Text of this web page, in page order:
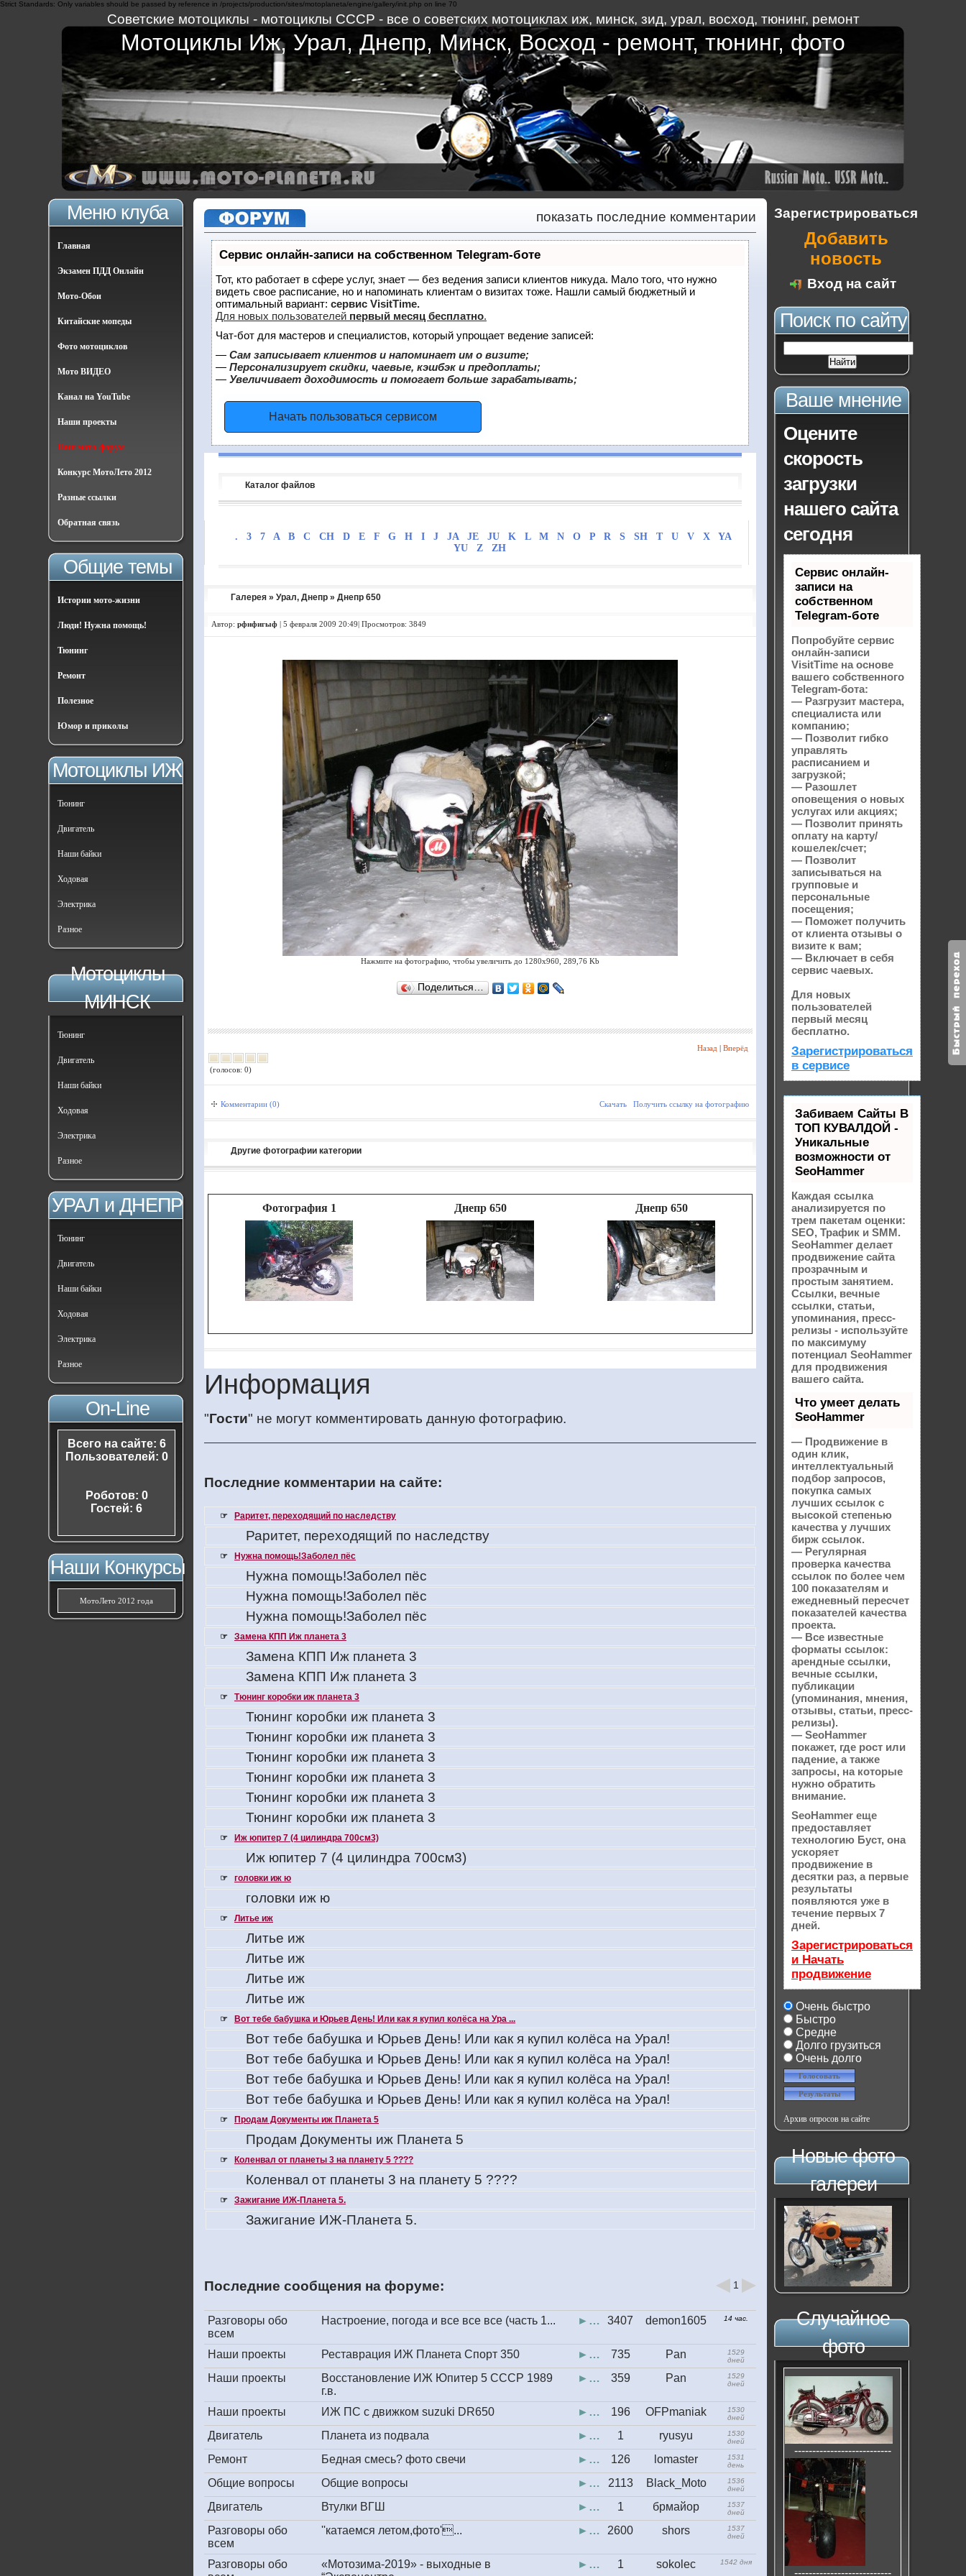
Strict Standards: Only variables should be passed by reference in /projects/production/sites/motoplaneta/engine/gallery/init.php on line 70
Советские мотоциклы - мотоциклы СССР - все о советских мотоциклах иж, минск, зид, урал, восход, тюнинг, ремонт
Мотоциклы Иж, Урал, Днепр, Минск, Восход - ремонт, тюнинг, фото
Меню клуба
Главная
Экзамен ПДД Онлайн
Мото-Обои
Китайские мопеды
Фото мотоциклов
Мото ВИДЕО
Канал на YouTube
Наши проекты
Наш мото-форум
Конкурс МотоЛето 2012
Разные ссылки
Обратная связь
Общие темы
Истории мото-жизни
Люди! Нужна помощь!
Тюнинг
Ремонт
Полезное
Юмор и приколы
Мотоциклы ИЖ
Тюнинг
Двигатель
Наши байки
Ходовая
Электрика
Разное
Мотоциклы
МИНСК
Тюнинг
Двигатель
Наши байки
Ходовая
Электрика
Разное
УРАЛ и ДНЕПР
Тюнинг
Двигатель
Наши байки
Ходовая
Электрика
Разное
On-Line
Всего на сайте: 6
Пользователей: 0
Роботов: 0
Гостей: 6
Наши Конкурсы
МотоЛето 2012 года
показать последние комментарии
Сервис онлайн-записи на собственном Telegram-боте
Тот, кто работает в сфере услуг, знает — без ведения записи клиентов никуда. Мало того, что нужно
видеть свое расписание, но и напоминать клиентам о визитах тоже. Нашли самый бюджетный и
оптимальный вариант: сервис VisitTime.
Для новых пользователей первый месяц бесплатно.
Чат-бот для мастеров и специалистов, который упрощает ведение записей:
— Сам записывает клиентов и напоминает им о визите;
— Персонализирует скидки, чаевые, кэшбэк и предоплаты;
— Увеличивает доходимость и помогает больше зарабатывать;
Начать пользоваться сервисом
Каталог файлов
. 3 7 A B C CH D E F G H I J JA JE JU K L M N O P R S SH T U V X
YA
YU
Z ZH
Галерея » Урал, Днепр » Днепр 650
Автор: рфнфигыф | 5 февраля 2009 20:49| Просмотров: 3849
Нажмите на фотографию, чтобы увеличить до 1280x960, 289,76 Kb
Поделиться…
(голосов: 0)
Назад | Вперёд
Комментарии (0) Скачать Получить ссылку на фотографию
Другие фотографии категории
Фотография 1 Днепр 650 Днепр 650
Информация
"Гости" не могут комментировать данную фотографию.
Последние комментарии на сайте:
☞ Раритет, переходящий по наследству
Раритет, переходящий по наследству
☞ Нужна помощь!Заболел пёс
Нужна помощь!Заболел пёс
Нужна помощь!Заболел пёс
Нужна помощь!Заболел пёс
☞ Замена КПП Иж планета 3
Замена КПП Иж планета 3
Замена КПП Иж планета 3
☞ Тюнинг коробки иж планета 3
Тюнинг коробки иж планета 3
Тюнинг коробки иж планета 3
Тюнинг коробки иж планета 3
Тюнинг коробки иж планета 3
Тюнинг коробки иж планета 3
Тюнинг коробки иж планета 3
☞ Иж юпитер 7 (4 цилиндра 700см3)
Иж юпитер 7 (4 цилиндра 700см3)
☞ головки иж ю
головки иж ю
☞ Литье иж
Литье иж
Литье иж
Литье иж
Литье иж
☞ Вот тебе бабушка и Юрьев День! Или как я купил колёса на Ура ...
Вот тебе бабушка и Юрьев День! Или как я купил колёса на Урал!
Вот тебе бабушка и Юрьев День! Или как я купил колёса на Урал!
Вот тебе бабушка и Юрьев День! Или как я купил колёса на Урал!
Вот тебе бабушка и Юрьев День! Или как я купил колёса на Урал!
☞ Продам Документы иж Планета 5
Продам Документы иж Планета 5
☞ Коленвал от планеты 3 на планету 5 ????
Коленвал от планеты 3 на планету 5 ????
☞ Зажигание ИЖ-Планета 5.
Зажигание ИЖ-Планета 5.
Последние сообщения на форуме: 1
Разговоры обо
всем
Настроение, погода и все все все (часть 1... ►… 3407 demon1605 14 час.
Наши проекты Реставрация ИЖ Планета Спорт 350 ►… 735 Pan
1529
дней
Наши проекты
Восстановление ИЖ Юпитер 5 СССР 1989
г.в.
►… 359 Pan
1529
дней
Наши проекты ИЖ ПС с движком suzuki DR650 ►… 196 OFPmaniak
1530
дней
Двигатель Планета из подвала ►… 1 ryusyu
1530
дней
Ремонт Бедная смесь? фото свечи ►… 126 lomaster
1531
день
Общие вопросы Общие вопросы ►… 2113 Black_Moto
1536
дней
Двигатель Втулки ВГШ ►… 1 брмайор
1537
дней
Разговоры обо
всем
''катаемся летом,фото'... ►… 2600 shors
1537
дней
Разговоры обо
«Мотозима-2019» - выходные в
►… 1 sokolec 1542 дня
Зарегистрироваться
Добавить
новость
Вход на сайт
Поиск по сайту
Ваше мнение
Оцените
скорость
загрузки
нашего сайта
сегодня
Сервис онлайн-
записи на
собственном
Telegram-боте
Попробуйте сервис
онлайн-записи
VisitTime на основе
вашего собственного
Telegram-бота:
— Разгрузит мастера,
специалиста или
компанию;
— Позволит гибко
управлять
расписанием и
загрузкой;
— Разошлет
оповещения о новых
услугах или акциях;
— Позволит принять
оплату на карту/
кошелек/счет;
— Позволит
записываться на
групповые и
персональные
посещения;
— Поможет получить
от клиента отзывы о
визите к вам;
— Включает в себя
сервис чаевых.
Для новых
пользователей
первый месяц
бесплатно.
Зарегистрироваться
в сервисе
Забиваем Сайты В
ТОП КУВАЛДОЙ -
Уникальные
возможности от
SeoHammer
Каждая ссылка
анализируется по
трем пакетам оценки:
SEO, Трафик и SMM.
SeoHammer делает
продвижение сайта
прозрачным и
простым занятием.
Ссылки, вечные
ссылки, статьи,
упоминания, пресс-
релизы - используйте
по максимуму
потенциал SeoHammer
для продвижения
вашего сайта.
Что умеет делать
SeoHammer
— Продвижение в
один клик,
интеллектуальный
подбор запросов,
покупка самых
лучших ссылок с
высокой степенью
качества у лучших
бирж ссылок.
— Регулярная
проверка качества
ссылок по более чем
100 показателям и
ежедневный пересчет
показателей качества
проекта.
— Все известные
форматы ссылок:
арендные ссылки,
вечные ссылки,
публикации
(упоминания, мнения,
отзывы, статьи, пресс-
релизы).
— SeoHammer
покажет, где рост или
падение, а также
запросы, на которые
нужно обратить
внимание.
SeoHammer еще
предоставляет
технологию Буст, она
ускоряет
продвижение в
десятки раз, а первые
результаты
появляются уже в
течение первых 7
дней.
Зарегистрироваться
и Начать
продвижение
Очень быстро
Быстро
Средне
Долго грузиться
Очень долго
Архив опросов на сайте
Новые фото
галереи
Случайное
фото
---------------------------
---------------------------